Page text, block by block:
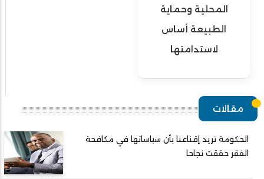
المحلية وحماية
الطبيعة أساس
لاستدامتها
مقالات
الحكومة تريد إقناعنا بأن سياساتها في مكافحة
الفقر حققت نجاحا